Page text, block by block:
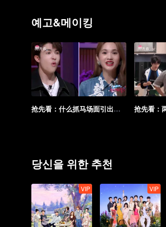
예고&메이킹
抢先看：什么抓马场面引出杨丞琳劲爆发言？还让言承旭直呼要爆料？
당신을 위한 추천
VIP VIP